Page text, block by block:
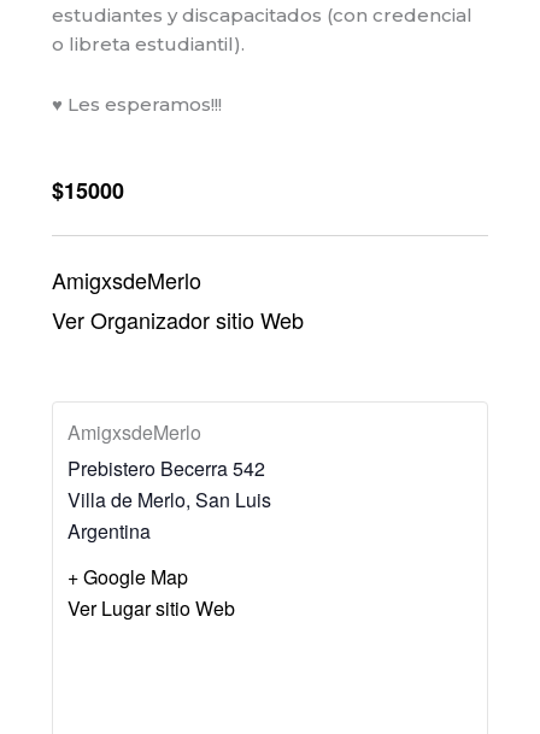
estudiantes y discapacitados (con credencial
o libreta estudiantil).
♥ Les esperamos!!!
$15000
AmigxsdeMerlo
Ver Organizador sitio Web
AmigxsdeMerlo
Prebistero Becerra 542
Villa de Merlo, San Luis
Argentina
+ Google Map
Ver Lugar sitio Web